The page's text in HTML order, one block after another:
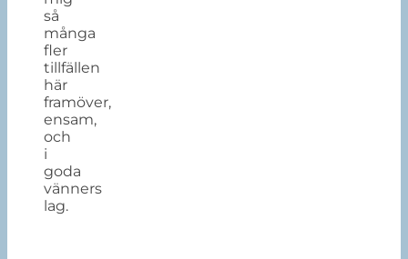
så
många
fler
tillfällen
här
framöver,
ensam,
och
i
goda
vänners
lag.